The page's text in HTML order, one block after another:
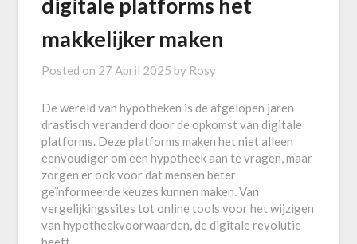
digitale platforms het
makkelijker maken
Posted on 27 April 2025 by Rosy
De wereld van hypotheken is de afgelopen jaren
drastisch veranderd door de opkomst van digitale
platforms. Deze platforms maken het niet alleen
eenvoudiger om een hypotheek aan te vragen, maar
zorgen er ook voor dat mensen beter
geïnformeerde keuzes kunnen maken. Van
vergelijkingssites tot online tools voor het wijzigen
van hypotheekvoorwaarden, de digitale revolutie